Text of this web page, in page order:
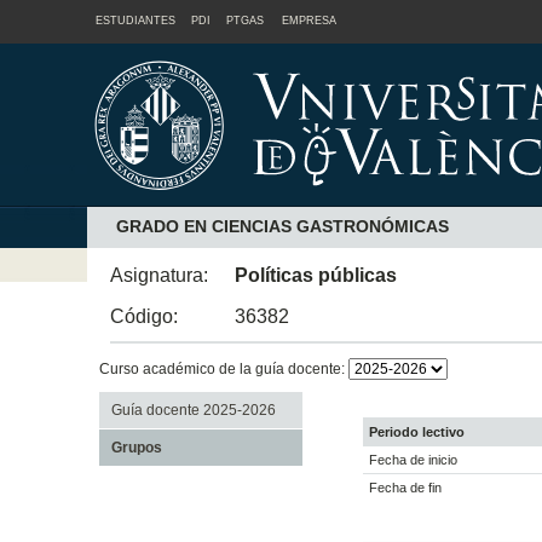
ESTUDIANTES PDI PTGAS EMPRESA
GRADO EN CIENCIAS GASTRONÓMICAS
Asignatura:
Políticas públicas
Código:
36382
Curso académico de la guía docente:
Guía docente 2025-2026
Grupos
Periodo lectivo
Fecha de inicio
Fecha de fin